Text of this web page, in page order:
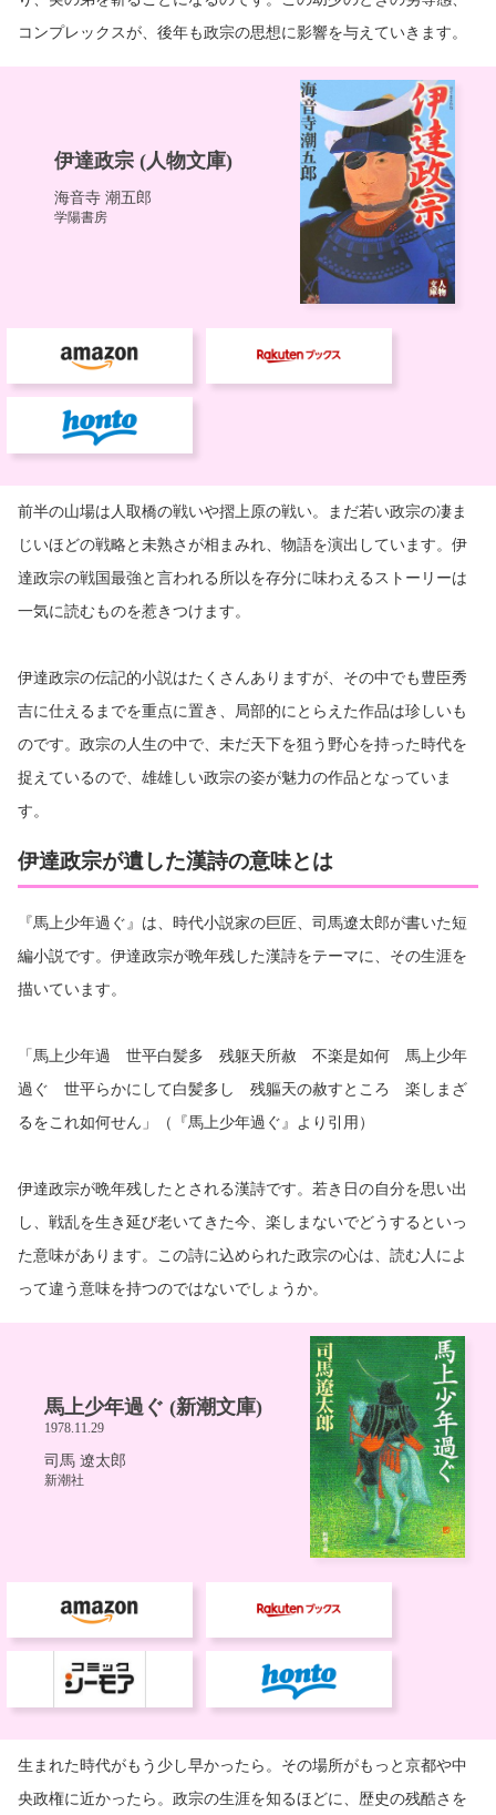
コンプレックスが、後年も政宗の思想に影響を与えていきます。
前半の山場は人取橋の戦いや摺上原の戦い。まだ若い政宗の凄ま
じいほどの戦略と未熟さが相まみれ、物語を演出しています。伊
達政宗の戦国最強と言われる所以を存分に味わえるストーリーは
一気に読むものを惹きつけます。
伊達政宗の伝記的小説はたくさんありますが、その中でも豊臣秀
吉に仕えるまでを重点に置き、局部的にとらえた作品は珍しいも
のです。政宗の人生の中で、未だ天下を狙う野心を持った時代を
捉えているので、雄雄しい政宗の姿が魅力の作品となっていま
す。
伊達政宗が遺した漢詩の意味とは
『馬上少年過ぐ』は、時代小説家の巨匠、司馬遼太郎が書いた短
編小説です。伊達政宗が晩年残した漢詩をテーマに、その生涯を
描いています。
「馬上少年過 世平白髪多 残躯天所赦 不楽是如何 馬上少年
過ぐ 世平らかにして白髪多し 残軀天の赦すところ 楽しまざ
るをこれ如何せん」（『馬上少年過ぐ』より引用）
伊達政宗が晩年残したとされる漢詩です。若き日の自分を思い出
し、戦乱を生き延び老いてきた今、楽しまないでどうするといっ
た意味があります。この詩に込められた政宗の心は、読む人によ
って違う意味を持つのではないでしょうか。
生まれた時代がもう少し早かったら。その場所がもっと京都や中
央政権に近かったら。政宗の生涯を知るほどに、歴史の残酷さを